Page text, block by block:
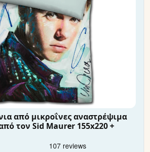
από μικροΐνες αναστρέψιμα
τον Sid Maurer 155x220 +